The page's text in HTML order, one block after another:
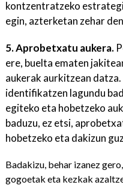
kontzentratzeko
egin, azterketan zehar
5. Aprobetxatu aukera.
ere, buelta ematen
aukerak aurkitzean
identifikatzen lagundu
egiteko eta hobetzeko
baduzu, ez etsi,
hobetzeko eta dakizun
Badakizu, behar izanez
gogoetak eta kezkak